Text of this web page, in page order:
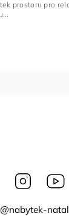
NataliNabytek
Instagram
@nabytek-